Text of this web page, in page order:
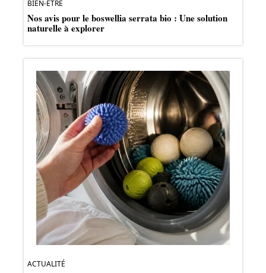
BIEN-ÊTRE
Nos avis pour le boswellia serrata bio : Une solution
naturelle à explorer
ACTUALITÉ